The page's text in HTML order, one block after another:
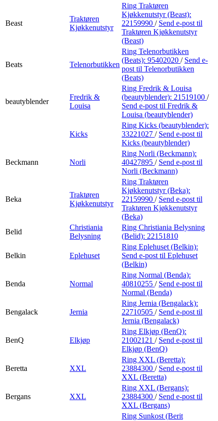
Beast
Traktøren
Kjøkkenutstyr
Ring Traktøren
Kjøkkenutstyr (Beast):
22159990 / Send e-post til
Traktøren Kjøkkenutstyr
(Beast)
Beats Telenorbutikken
Ring Telenorbutikken
(Beats): 95402020 / Send e-
post til Telenorbutikken
(Beats)
beautyblender
Fredrik &
Louisa
Ring Fredrik & Louisa
(beautyblender): 21519100 /
Send e-post til Fredrik &
Louisa (beautyblender)
Kicks
Ring Kicks (beautyblender):
33221027 / Send e-post til
Kicks (beautyblender)
Beckmann Norli
Ring Norli (Beckmann):
40427895 / Send e-post til
Norli (Beckmann)
Beka
Traktøren
Kjøkkenutstyr
Ring Traktøren
Kjøkkenutstyr (Beka):
22159990 / Send e-post til
Traktøren Kjøkkenutstyr
(Beka)
Belid
Christiania
Belysning
Ring Christiania Belysning
(Belid): 22151810
Belkin Eplehuset
Ring Eplehuset (Belkin):
Send e-post til Eplehuset
(Belkin)
Benda Normal
Ring Normal (Benda):
40810255 / Send e-post til
Normal (Benda)
Bengalack Jernia
Ring Jernia (Bengalack):
22710505 / Send e-post til
Jernia (Bengalack)
BenQ Elkjøp
Ring Elkjøp (BenQ):
21002121 / Send e-post til
Elkjøp (BenQ)
Beretta XXL
Ring XXL (Beretta):
23884300 / Send e-post til
XXL (Beretta)
Bergans XXL
Ring XXL (Bergans):
23884300 / Send e-post til
XXL (Bergans)
Ring Sunkost (Berit